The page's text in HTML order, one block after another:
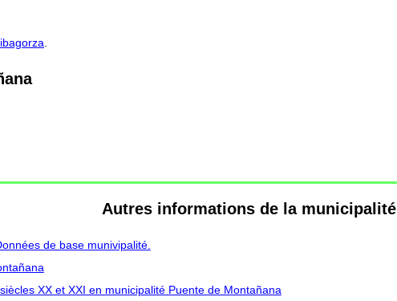
Autres informations de la municipalité
de base munivipalité.
XX et XXI en municipalité Puente de Montañana